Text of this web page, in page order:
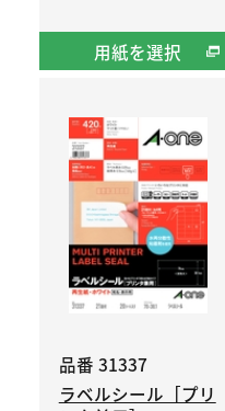
用紙を選択
品番 31337
ラベルシール［プリ